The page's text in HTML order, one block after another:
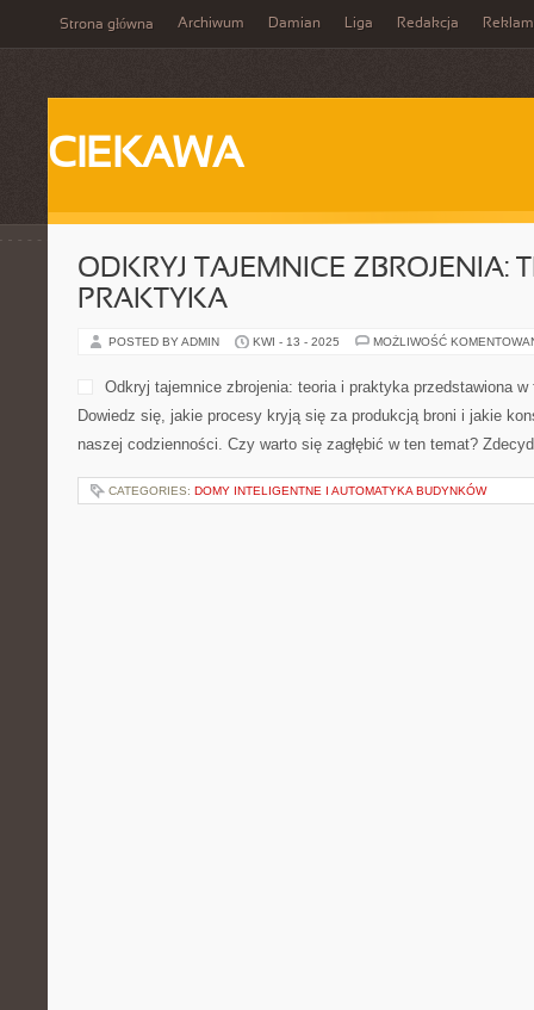
Strona główna Archiwum Damian Liga Redakcja
CIEKAWA
ODKRYJ TAJEMNICE ZBROJENIA:
PRAKTYKA
POSTED BY ADMIN KWI - 13 - 2025 MOŻLIWOŚĆ
Odkryj tajemnice zbrojenia: teoria i praktyka przedstawiona
Dowiedz się, jakie procesy kryją się za produkcją broni i jakie
naszej codzienności. Czy warto się zagłębić w ten temat?
CATEGORIES: DOMY INTELIGENTNE I AUTOMATYKA BUDYNKÓW